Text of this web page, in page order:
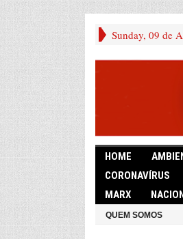
Sunday, 09 de
HOME
CORONAVÍRUS
MARX
QUEM SOMOS